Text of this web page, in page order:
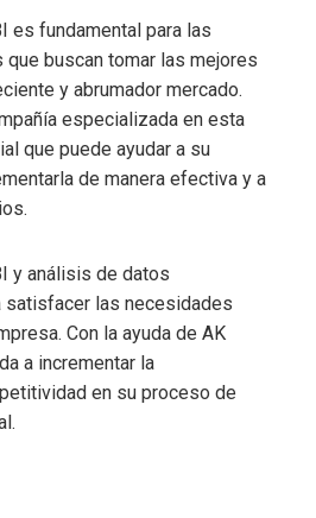
es fundamental para las
buscan tomar las mejores
y abrumador mercado.
especializada en esta
que puede ayudar a su
de manera efectiva y a
y análisis de datos
satisfacer las necesidades
Con la ayuda de AK
a incrementar la
en su proceso de